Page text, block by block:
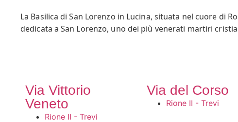
La Basilica di San Lorenzo in Lucina, situata nel cuore di
dedicata a San Lorenzo, uno dei più venerati martiri
dell’arte cristiana primitiva. Un aneddoto interessante
nel XIX secolo. La sua tomba, situata nella navata
conoscenza della storia antica.
Via Vittorio
Veneto
Rione II - Trevi
Via del Corso
Rione II - Trevi